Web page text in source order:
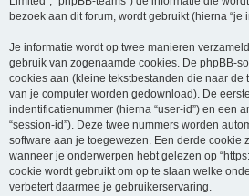
bezoek aan dit forum, wordt gebruikt (hierna “je
Je informatie wordt op twee manieren
gebruik van zogenaamde cookies. De phpBB-
cookies aan (kleine tekstbestanden die naar de
van je computer worden gedownload). De
indentificatienummer (hierna “user-id”) en een
“session-id”). Deze twee nummers worden
software aan je toegewezen. Een derde cookie
wanneer je onderwerpen hebt gelezen op
cookie wordt gebruikt om op te slaan welke
verbetert daarmee je gebruikerservaring.